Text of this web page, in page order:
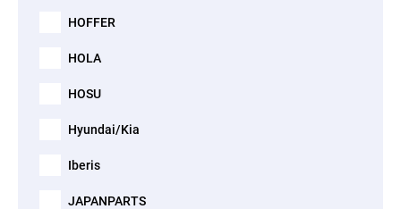
HOFFER
HOLA
HOSU
Hyundai/Kia
Iberis
JAPANPARTS